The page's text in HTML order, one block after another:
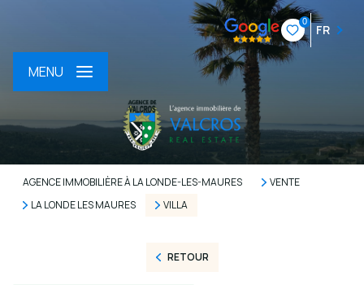
0
FR
MENU
AGENCE IMMOBILIÈRE À LA LONDE-LES-MAURES
VENTE
LA LONDE LES MAURES
VILLA
RETOUR